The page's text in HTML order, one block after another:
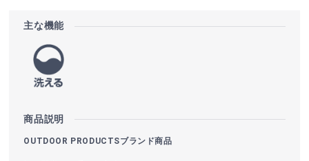
主な機能
商品説明
OUTDOOR PRODUCTSブランド商品